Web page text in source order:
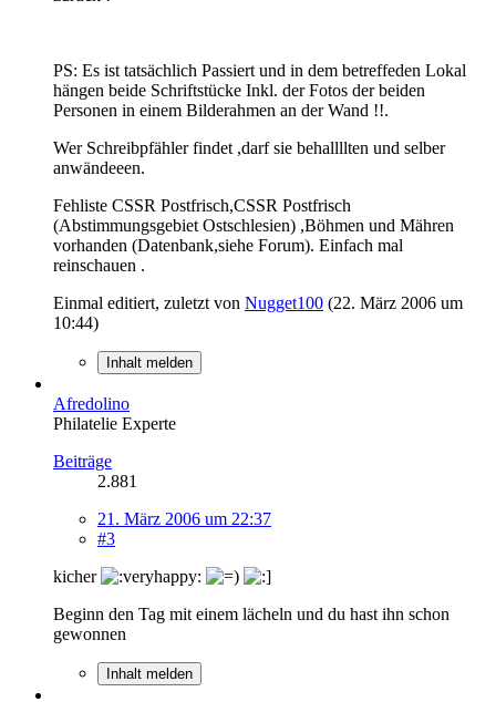
PS: Es ist tatsächlich Passiert und in dem betreffeden Lokal
hängen beide Schriftstücke Inkl. der Fotos der beiden
Personen in einem Bilderahmen an der Wand !!.
Wer Schreibpfähler findet ,darf sie behallllten und selber
anwändeeen.
Fehliste CSSR Postfrisch,CSSR Postfrisch
(Abstimmungsgebiet Ostschlesien) ,Böhmen und Mähren
vorhanden (Datenbank,siehe Forum). Einfach mal
reinschauen .
Einmal editiert, zuletzt von Nugget100 (22. März 2006 um
10:44)
Inhalt melden
Afredolino
Philatelie Experte
Beiträge
2.881
21. März 2006 um 22:37
#3
kicher
Beginn den Tag mit einem lächeln und du hast ihn schon
gewonnen
Inhalt melden